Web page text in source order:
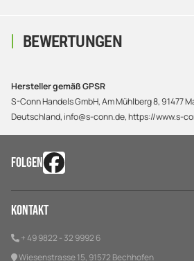
BEWERTUNGEN
Hersteller gemäß GPSR
S-Conn Handels GmbH, Am Mühlberg 8, 91477
Deutschland, info@s-conn.de, https://www.s-
FOLGEN
Kontakt
+ 49 9822 - 32 9992 6
Wiesenstrasse 15, 91572 Bechhofen